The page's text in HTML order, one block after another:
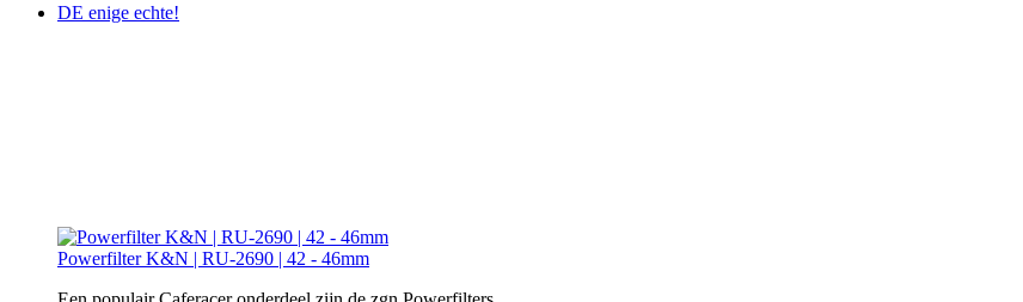
DE enige echte!
Powerfilter K&N | RU-2690 | 42 - 46mm